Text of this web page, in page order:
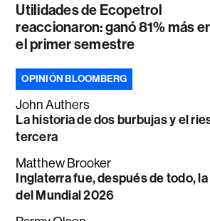
Utilidades de Ecopetrol
reaccionaron: ganó 81% más
el primer semestre
OPINIÓN BLOOMBERG
John Authers
La historia de dos burbujas y el
tercera
Matthew Brooker
Inglaterra fue, después de todo,
del Mundial 2026